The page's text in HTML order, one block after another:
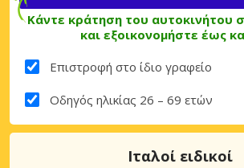
Κάντε κράτηση του αυτοκινήτου
και εξοικονομήστε έως
Επιστροφή στο ίδιο γραφείο
Οδηγός ηλικίας 26 – 69 ετών
Ιταλοί ειδικοί